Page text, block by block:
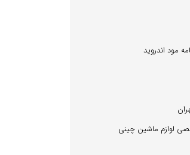
مود اندروید
لوازم ماشین چینی